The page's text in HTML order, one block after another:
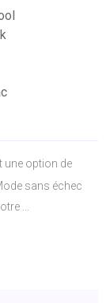
une option de
sans échec
...